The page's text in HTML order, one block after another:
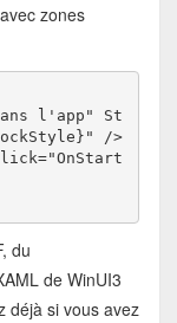
zones
l'app" St
/>
du
de WinUI3
déjà si vous avez